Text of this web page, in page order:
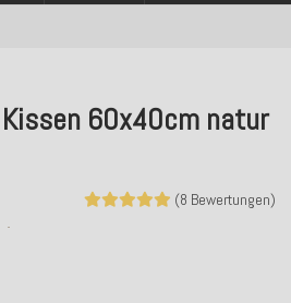
Klarna, PayPal & Amazon Pay
Deutschlands ab 99€ Bestellwert
Kissen 60x40cm natur
(8 Bewertungen)